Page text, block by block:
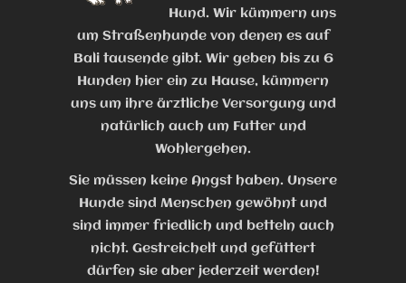
Hund. Wir kümmern uns
um Straßenhunde von denen es auf
Bali tausende gibt. Wir geben bis zu 6
Hunden hier ein zu Hause, kümmern
uns um ihre ärztliche Versorgung und
natürlich auch um Futter und
Wohlergehen.
Sie müssen keine Angst haben. Unsere
Hunde sind Menschen gewöhnt und
sind immer friedlich und betteln auch
nicht. Gestreichelt und gefüttert
dürfen sie aber jederzeit werden!